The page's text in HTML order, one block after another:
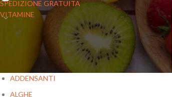
SPEDIZIONE GRATUITA
VITAMINE
GUIDA PRODOTTI
ADDENSANTI
ALGHE